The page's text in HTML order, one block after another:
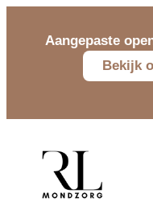
Aangepaste
Bekijk